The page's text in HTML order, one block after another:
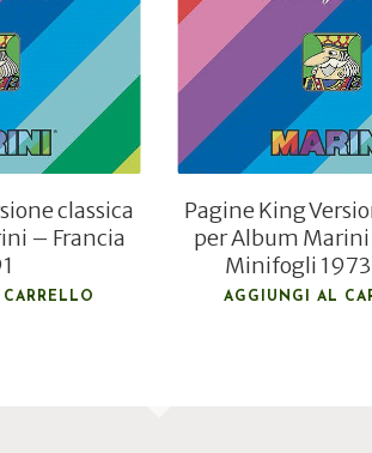
classica
– Francia
Pagine King
per Album
Minifogli
AGGIUNGI AL